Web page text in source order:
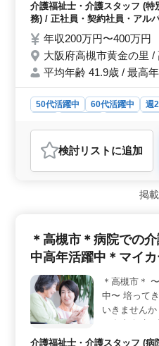
類作成、書類
福利厚生充実
保有者優遇
率先して行動
になりまし
ください♩
介護福祉士・介護スタッフ (特
務) / 正社員・契約社員・アル
年収200万円〜400万
大阪府高槻市黄金の里 /
平均年齢 41.9歳 / 最高
50代活躍中 60代活躍中 週
介護福
おすすめポイント
＜シニア層の活躍が期待さ
介護士業務＞ 大阪府高槻
ームでの介護士募集です。
りに貢献していただける
い業務内容＞ 食事介助や排
携わることができます。ま
ど、施設内での様々な業務
す。 ＜充実した福利厚生
り、シフト制で働きやすい
勤手当や健康保険などもし
検討リスト に追加
掲
＊高槻市＊病院での
中高年活躍中＊マイ
＊高槻市＊
中〜 培って
いきません
やシーツ交
介護福祉士・介護スタッフ (